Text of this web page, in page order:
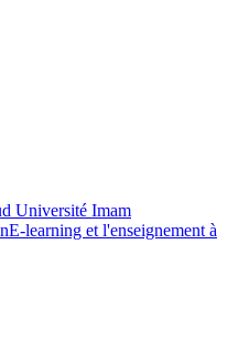
Université Imam
E-learning et l'enseignement à